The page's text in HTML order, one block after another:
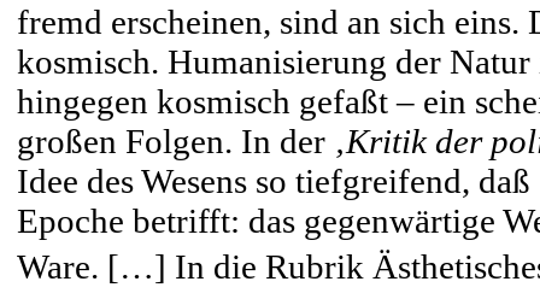
fremd erscheinen, sind an sich
kosmisch. Humanisierung der
hingegen kosmisch gefaßt – ein
großen Folgen. In der ‚Kritik der
Idee des Wesens so tiefgreifend,
Epoche betrifft: das gegenwärtige
Ware. […] In die Rubrik